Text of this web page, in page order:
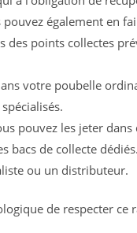
pouvez également en
des points collectes
votre poubelle
pouvez les jeter dans
bacs de collecte dédiés.
ou un distributeur.
de respecter ce